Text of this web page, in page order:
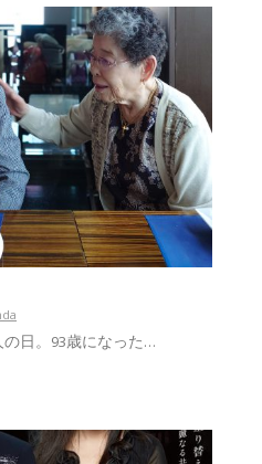
日。93歳になった…